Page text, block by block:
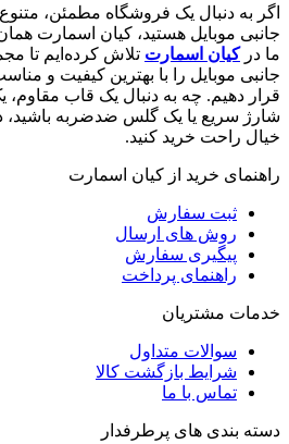
اگر به دنبال یک فروشگاه مطمئن،
جانبی موبایل هستید، کیان اسمارت
ما درکیان اسمارت تلاش کرده‌ایم تا
جانبی موبایل را با بهترین کیفیت و
قرار دهیم. چه به دنبال یک قاب مقاوم،
شارژ سریع یا یک گلس ضدضربه باشید،
خیال راحت خرید کنید.
راهنمای خرید از کیان اسمارت
ثبت سفارش
روش‌ های ارسال
پیگیری سفارش
راهنمای پرداخت
خدمات مشتریان
سوالات متداول
شرایط بازگشت کالا
تماس با ما
دسته بندی های پرطرفدار